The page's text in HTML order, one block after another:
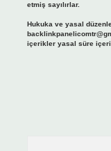
etmiş sayılırlar.
Hukuka ve yasal
içerikler yasal süre